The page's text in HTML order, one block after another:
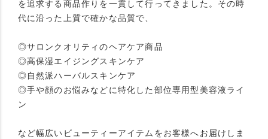
を追求する商品作りを一貫して行ってきました。その時
代に沿った上質で確かな品質で、
◎サロンクオリティのヘアケア商品
◎高保湿エイジングスキンケア
◎自然派ハーバルスキンケア
◎手や顔のお悩みなどに特化した部位専用型美容液ライ
ン
など幅広いビューティーアイテムをお客様へお届けしま